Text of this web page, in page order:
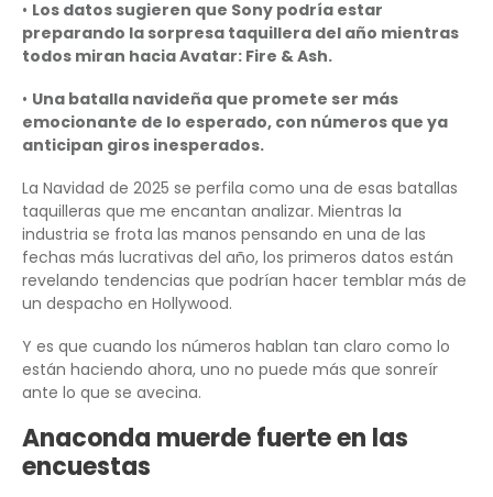
• Los datos sugieren que Sony podría estar
preparando la sorpresa taquillera del año mientras
todos miran hacia Avatar: Fire & Ash.
• Una batalla navideña que promete ser más
emocionante de lo esperado, con números que ya
anticipan giros inesperados.
La Navidad de 2025 se perfila como una de esas batallas
taquilleras que me encantan analizar. Mientras la
industria se frota las manos pensando en una de las
fechas más lucrativas del año, los primeros datos están
revelando tendencias que podrían hacer temblar más de
un despacho en Hollywood.
Y es que cuando los números hablan tan claro como lo
están haciendo ahora, uno no puede más que sonreír
ante lo que se avecina.
Anaconda muerde fuerte en las
encuestas